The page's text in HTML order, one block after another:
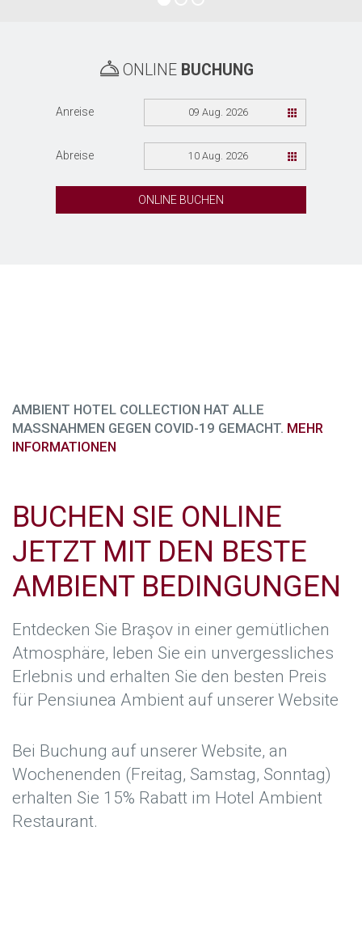
ONLINE BUCHUNG
Anreise 09 Aug. 2026
Abreise 10 Aug. 2026
ONLINE BUCHEN
AMBIENT HOTEL COLLECTION HAT ALLE
MASSNAHMEN GEGEN COVID-19 GEMACHT. MEHR
INFORMATIONEN
BUCHEN SIE ONLINE
JETZT MIT DEN BESTE
AMBIENT BEDINGUNGEN
Entdecken Sie Braşov in einer gemütlichen
Atmosphäre, leben Sie ein unvergessliches
Erlebnis und erhalten Sie den besten Preis
für Pensiunea Ambient auf unserer Website
Bei Buchung auf unserer Website, an
Wochenenden (Freitag, Samstag, Sonntag)
erhalten Sie 15% Rabatt im Hotel Ambient
Restaurant.